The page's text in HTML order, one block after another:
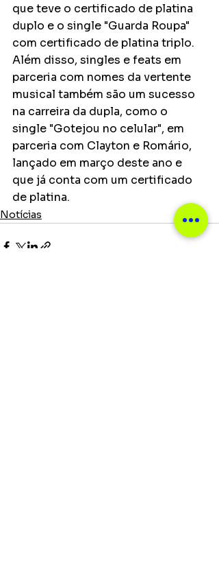
que teve o certificado de platina
duplo e o single "Guarda Roupa"
com certificado de platina triplo.
Além disso, singles e feats em
parceria com nomes da vertente
musical também são um sucesso
na carreira da dupla, como o
single "Gotejou no celular", em
parceria com Clayton e Romário,
lançado em março deste ano e
que já conta com um certificado
de platina.
Notícias